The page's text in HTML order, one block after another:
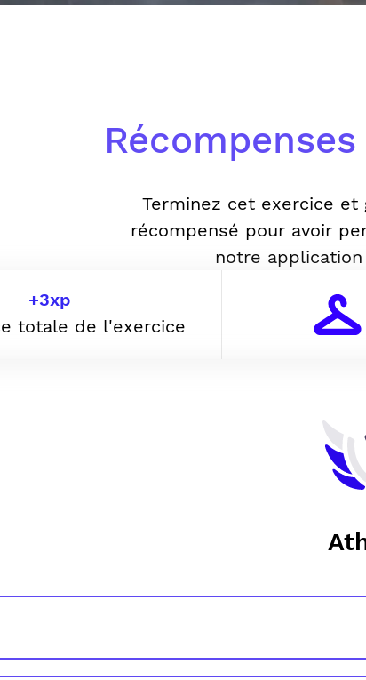
Terminez cet exercice et
récompensé pour avoir
notre
+3xp
totale de l'exercice